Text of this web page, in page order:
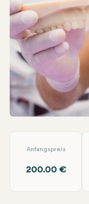
Anfangspreis
200.00 €